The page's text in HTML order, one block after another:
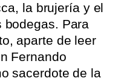
la brujería y el
bodegas. Para
aparte de leer
Fernando
sacerdote de la